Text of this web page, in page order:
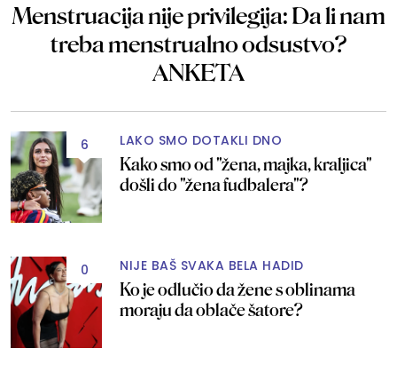
Menstruacija nije privilegija: Da li nam
treba menstrualno odsustvo?
ANKETA
6 LAKO SMO DOTAKLI DNO
Kako smo od "žena, majka, kraljica"
došli do "žena fudbalera"?
0 NIJE BAŠ SVAKA BELA HADID
Ko je odlučio da žene s oblinama
moraju da oblače šatore?